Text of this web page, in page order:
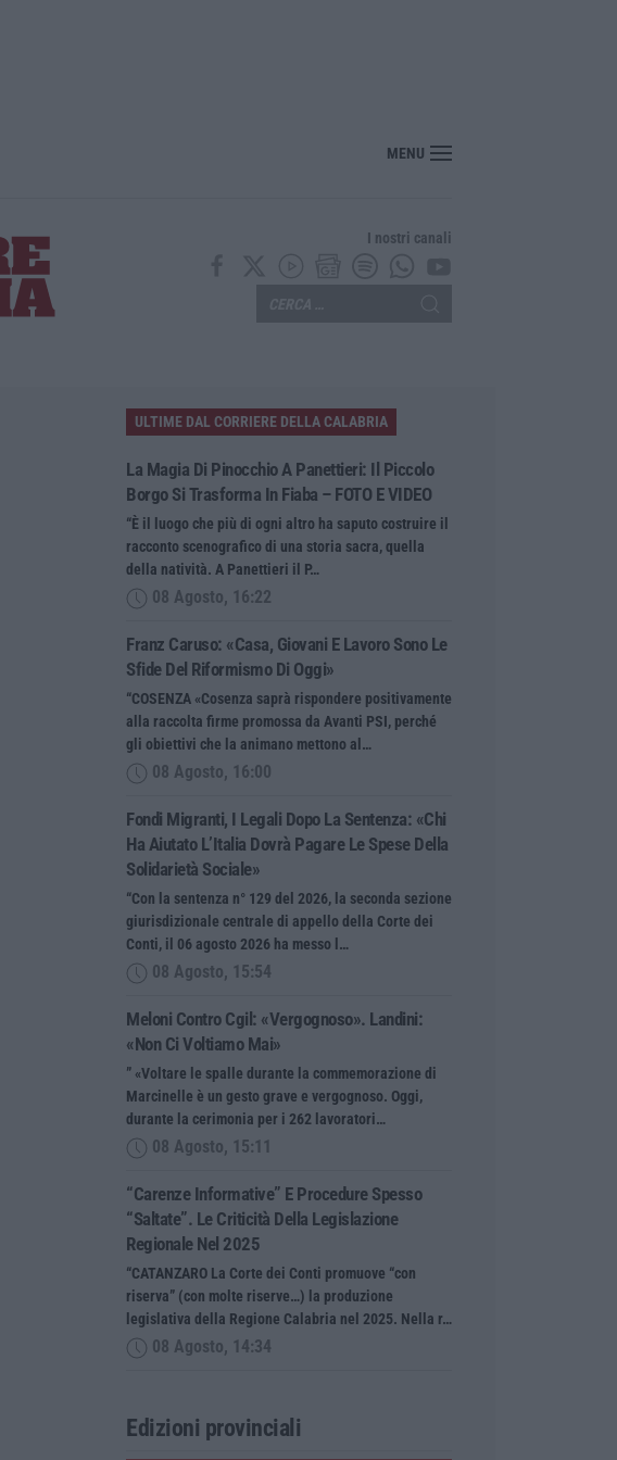
MENU
I nostri canali
ULTIME DAL CORRIERE DELLA CALABRIA
La Magia Di Pinocchio A Panettieri: Il Piccolo
Borgo Si Trasforma In Fiaba – FOTO E VIDEO
“È il luogo che più di ogni altro ha saputo costruire il
racconto scenografico di una storia sacra, quella
della natività. A Panettieri il P…
08 Agosto, 16:22
Franz Caruso: «Casa, Giovani E Lavoro Sono Le
Sfide Del Riformismo Di Oggi»
“COSENZA «Cosenza saprà rispondere positivamente
alla raccolta firme promossa da Avanti PSI, perché
gli obiettivi che la animano mettono al…
08 Agosto, 16:00
Fondi Migranti, I Legali Dopo La Sentenza: «Chi
Ha Aiutato L’Italia Dovrà Pagare Le Spese Della
Solidarietà Sociale»
“Con la sentenza n° 129 del 2026, la seconda sezione
giurisdizionale centrale di appello della Corte dei
Conti, il 06 agosto 2026 ha messo l…
08 Agosto, 15:54
Meloni Contro Cgil: «Vergognoso». Landini:
«Non Ci Voltiamo Mai»
” «Voltare le spalle durante la commemorazione di
Marcinelle è un gesto grave e vergognoso. Oggi,
durante la cerimonia per i 262 lavoratori…
08 Agosto, 15:11
“Carenze Informative” E Procedure Spesso
“saltate”. Le Criticità Della Legislazione
Regionale Nel 2025
“CATANZARO La Corte dei Conti promuove “con
riserva” (con molte riserve…) la produzione
legislativa della Regione Calabria nel 2025. Nella r…
08 Agosto, 14:34
Edizioni provinciali